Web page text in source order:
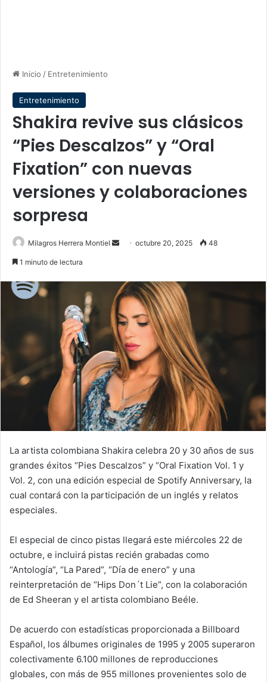
Inicio / Entretenimiento
Entretenimiento
Shakira revive sus clásicos
“Pies Descalzos” y “Oral
Fixation” con nuevas
versiones y colaboraciones
sorpresa
Milagros Herrera Montiel
Sendoctubre 20, 2025 48
1 minuto de lectura
La artista colombiana Shakira celebra 20 y 30 años de sus
grandes éxitos “Pies Descalzos” y “Oral Fixation Vol. 1 y
Vol. 2, con una edición especial de Spotify Anniversary, la
cual contará con la participación de un inglés y relatos
especiales.
El especial de cinco pistas llegará este miércoles 22 de
octubre, e incluirá pistas recién grabadas como
“Antología”, “La Pared”, “Día de enero” y una
reinterpretación de “Hips Don´t Lie”, con la colaboración
de Ed Sheeran y el artista colombiano Beéle.
De acuerdo con estadísticas proporcionada a Billboard
Español, los álbumes originales de 1995 y 2005 superaron
colectivamente 6.100 millones de reproducciones
globales, con más de 955 millones provenientes solo de